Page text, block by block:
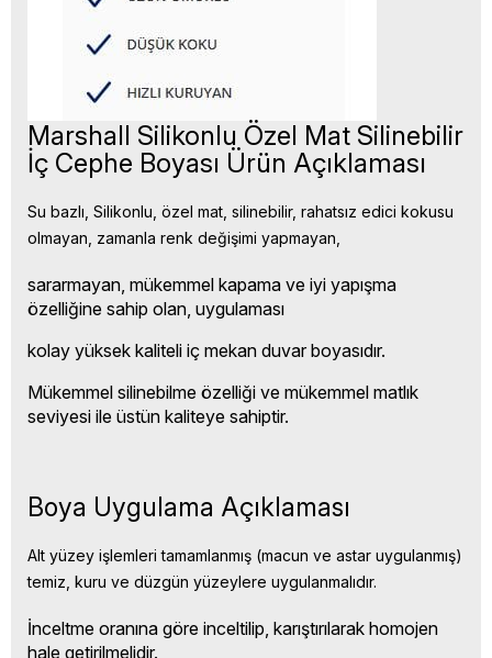
Marshall Silikonlu Özel Mat Silinebilir
İç Cephe Boyası Ürün Açıklaması
Su bazlı, Silikonlu, özel mat, silinebilir, rahatsız edici kokusu
olmayan, zamanla renk değişimi yapmayan,
sararmayan, mükemmel kapama ve iyi yapışma
özelliğine sahip olan, uygulaması
kolay yüksek kaliteli iç mekan duvar boyasıdır.
Mükemmel silinebilme özelliği ve mükemmel matlık
seviyesi ile üstün kaliteye sahiptir.
Boya Uygulama Açıklaması
Alt yüzey işlemleri tamamlanmış (macun ve astar uygulanmış)
temiz, kuru ve düzgün yüzeylere uygulanmalıdır.
İnceltme oranına göre inceltilip, karıştırılarak homojen
hale getirilmelidir.